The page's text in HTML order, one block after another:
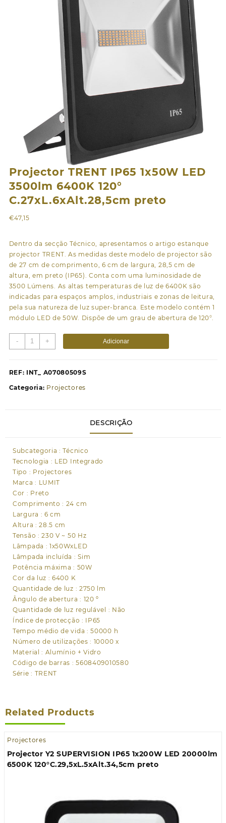
Projector TRENT IP65 1x50W LED
3500lm 6400K 120°
C.27xL.6xAlt.28,5cm preto
€47,15
Dentro da secção Técnico, apresentamos o artigo estanque
projector TRENT. As medidas deste modelo de projector são
de 27 cm de comprimento, 6 cm de largura, 28,5 cm de
altura, em preto (IP65). Conta com uma luminosidade de
3500 Lúmens. As altas temperaturas de luz de 6400K são
indicadas para espaços amplos, industriais e zonas de leitura,
pela sua natureza de luz super-branca. Este modelo contém 1
módulo LED de 50W. Dispõe de um grau de abertura de 120°.
-
Quantidade
de
TRENT
1x50W
preto
+ Adicionar
REF: INT_ A07080509S
Categoria: Projectores
DESCRIÇÃO
Subcategoria : Técnico
Tecnologia : LED Integrado
Tipo : Projectores
Marca : LUMIT
Cor : Preto
Comprimento : 24 cm
Largura : 6 cm
Altura : 28.5 cm
Tensão : 230 V ~ 50 Hz
Lâmpada : 1x50WxLED
Lâmpada incluída : Sim
Potência máxima : 50W
Cor da luz : 6400 K
Quantidade de luz : 2750 lm
Ângulo de abertura : 120 º
Quantidade de luz regulável : Não
Índice de protecção : IP65
Tempo médio de vida : 50000 h
Número de utilizações : 10000 x
Material : Alumínio + Vidro
Código de barras : 5608409010580
Série : TRENT
Related Products
Projectores
Projector Y2 SUPERVISION IP65 1x200W LED 20000lm
6500K 120°C.29,5xL.5xAlt.34,5cm preto